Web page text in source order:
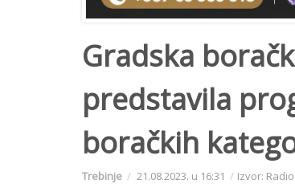
Gradska
predstavila
boračkih
Trebinje 21.08.2023. u 16:31 Izvor: